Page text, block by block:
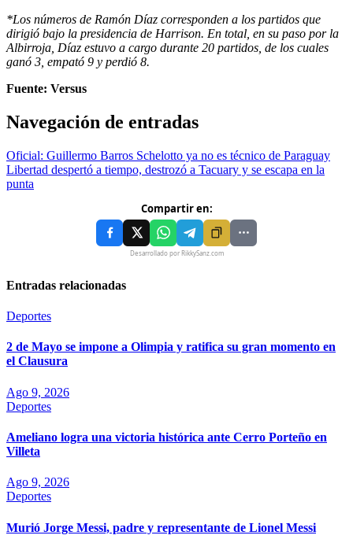
*Los números de Ramón Díaz corresponden a los partidos que
dirigió bajo la presidencia de Harrison. En total, en su paso por la
Albirroja, Díaz estuvo a cargo durante 20 partidos, de los cuales
ganó 3, empató 9 y perdió 8.
Fuente: Versus
Navegación de entradas
Oficial: Guillermo Barros Schelotto ya no es técnico de Paraguay
Libertad despertó a tiempo, destrozó a Tacuary y se escapa en la
punta
Compartir en:
Desarrollado por RikkySanz.com
Entradas relacionadas
Deportes
2 de Mayo se impone a Olimpia y ratifica su gran momento en
el Clausura
Ago 9, 2026
Deportes
Ameliano logra una victoria histórica ante Cerro Porteño en
Villeta
Ago 9, 2026
Deportes
Murió Jorge Messi, padre y representante de Lionel Messi